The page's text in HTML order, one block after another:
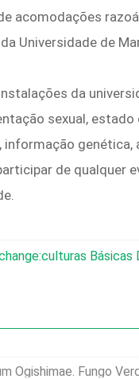
acomodações
Universidade de
da
sexual,
de qualquer
Fungo Verde No